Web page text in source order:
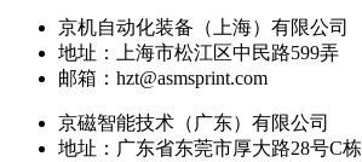
京机自动化装备（上海）有限公司
地址：上海市松江区中民路599弄
邮箱：hzt@asmsprint.com
京磁智能技术（广东）有限公司
地址：广东省东莞市厚大路28号C栋